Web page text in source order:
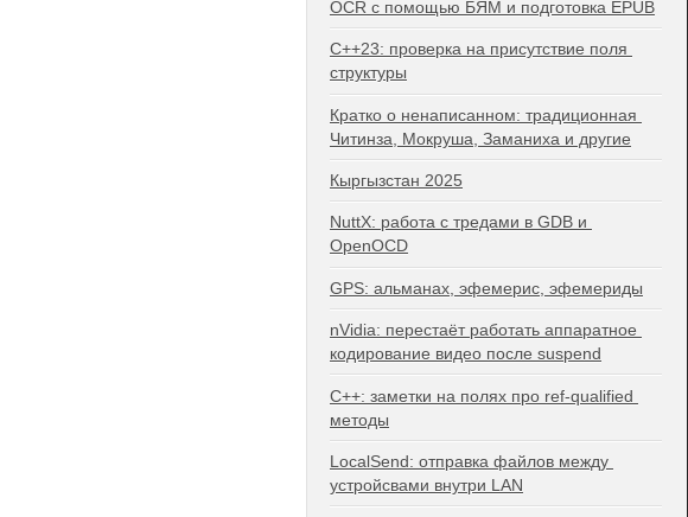
OCR с помощью БЯМ и подготовка EPUB
C++23: проверка на присутствие поля
структуры
Кратко о ненаписанном: традиционная
Читинза, Мокруша, Заманиха и другие
Кыргызстан 2025
NuttX: работа с тредами в GDB и
OpenOCD
GPS: альманах, эфемерис, эфемериды
nVidia: перестаёт работать аппаратное
кодирование видео после suspend
C++: заметки на полях про ref-qualified
методы
LocalSend: отправка файлов между
устройсвами внутри LAN